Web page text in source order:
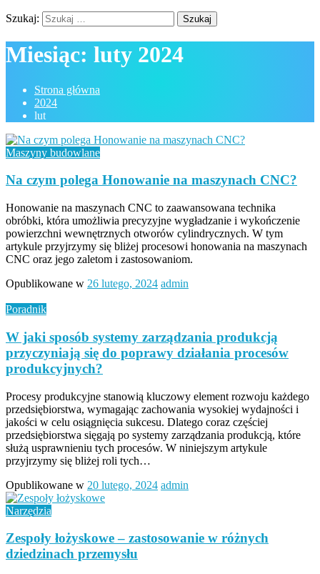
Szukaj:
Miesiąc: luty 2024
Strona główna
2024
lut
Maszyny budowlane
Na czym polega Honowanie na maszynach CNC?
Honowanie na maszynach CNC to zaawansowana technika
obróbki, która umożliwia precyzyjne wygładzanie i wykończenie
powierzchni wewnętrznych otworów cylindrycznych. W tym
artykule przyjrzymy się bliżej procesowi honowania na maszynach
CNC oraz jego zaletom i zastosowaniom.
Opublikowane w 26 lutego, 2024 admin
Poradnik
W jaki sposób systemy zarządzania produkcją
przyczyniają się do poprawy działania procesów
produkcyjnych?
Procesy produkcyjne stanowią kluczowy element rozwoju każdego
przedsiębiorstwa, wymagając zachowania wysokiej wydajności i
jakości w celu osiągnięcia sukcesu. Dlatego coraz częściej
przedsiębiorstwa sięgają po systemy zarządzania produkcją, które
służą usprawnieniu tych procesów. W niniejszym artykule
przyjrzymy się bliżej roli tych…
Opublikowane w 20 lutego, 2024 admin
Narzędzia
Zespoły łożyskowe – zastosowanie w różnych
dziedzinach przemysłu